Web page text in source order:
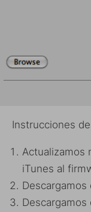
Instrucciones
Actualizamos
iTunes al
Descargamos
Descargamos